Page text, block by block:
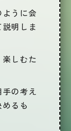
うに会
明しま
楽しむた
手の考え
るも